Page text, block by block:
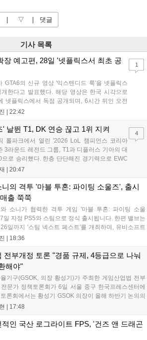
▽ 댓글
기사 목록
장 예고편, 28일 '넷플릭스서 최초 공
GTA6의 신규 영상 '익스텐디드 룩'을 넷플릭스
한다고 발표했다. 해당 영상은 한국 시각으로
넷플릭스에서 독점 공개되며, 6시간 뒤인 오전
튜브와 홈페이지에서도 확인할 수 있다. 기존보
향후 게임 마케팅 방식에 어떤 변화를 가져올지
목이 쏠리고 있다....
22:42
1
' 날뛴 T1, DK 연승 끊고 1위 지켜
롤파크에서 열린 '2026 LoL 챔피언스 코리아
3라운드 레전드 그룹, T1과 디플러스 기아의 대
로 승리했다. 한층 단단해진 경기력으로 EWC
파죽지세의 연승을 이어가던 디플러스 기아를
두드렸...
20:47
4
니의 격투 '마블 투혼: 파이팅 소울즈', 출시
출 쭉쭉
와 소니가 협력한 격투 게임 '마블 투혼: 파이팅 소울
일 자정 PS5와 스팀으로 정식 출시됩니다. 한편 밸브는
일까지 '스팀 넥스트 페스트'를 개최하며, 유비소프트
전스'가 스팀에 출시되었고, 농장 시뮬레이션 '돌록 타
서 이용자들의 기대를 모으고 있습니다....
18:36
전부개정 토론 "경품 규제, 4등급으로 나눠
해야"
기구(GSOK, 의장 황성기)가 주최한 게임산업법 전부
문가 정책토론회가 6일 서울 중구 한국프레스센터에
론회에서는 황성기 GSOK 의장이 올해 하반기 논의의
를 짚은 데 이어, 박종현 한양대 법학전문대학원 교수
17:48
적인 국산 로그라이트 FPS, '건즈 앤 드래곤